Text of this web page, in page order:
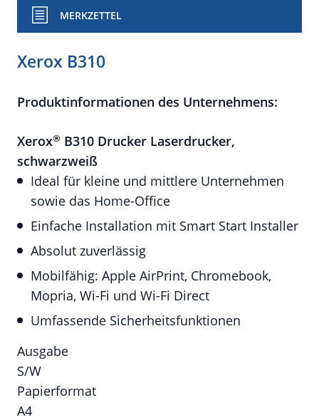
MERKZETTEL
Xerox B310
Produktinformationen des Unternehmens:
Xerox® B310 Drucker Laserdrucker,
schwarzweiß
Ideal für kleine und mittlere Unternehmen
sowie das Home-Office
Einfache Installation mit Smart Start Installer
Absolut zuverlässig
Mobilfähig: Apple AirPrint, Chromebook,
Mopria, Wi-Fi und Wi-Fi Direct
Umfassende Sicherheitsfunktionen
Ausgabe
S/W
Papierformat
A4